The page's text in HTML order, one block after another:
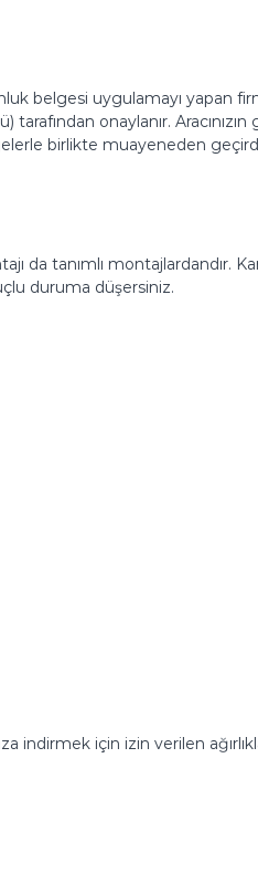
belgesi uygulamayı yapan
onaylanır.
birlikte muayeneden
da tanımlı montajlardandır.
duruma düşersiniz.
indirmek için izin verilen